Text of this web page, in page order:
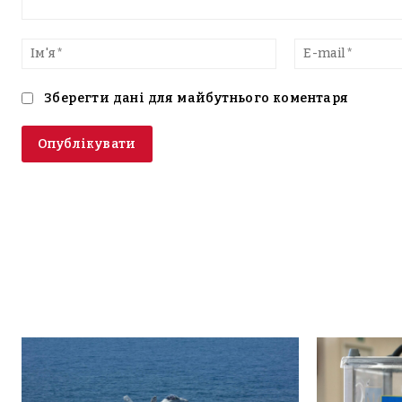
текст
Ім'я*
Зберегти дані для майбутнього коментаря